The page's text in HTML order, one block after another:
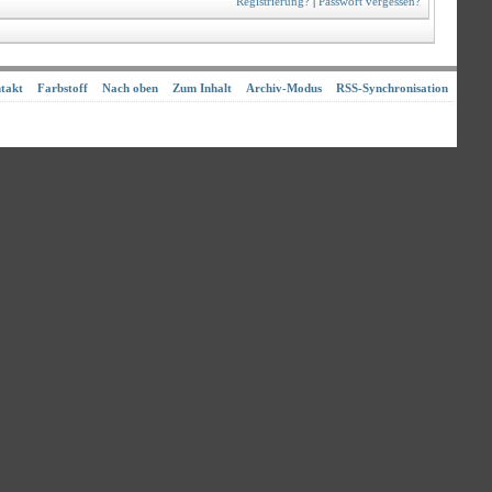
Farbstoff Nach oben Zum Inhalt Archiv-Modus RSS-Synchronisation